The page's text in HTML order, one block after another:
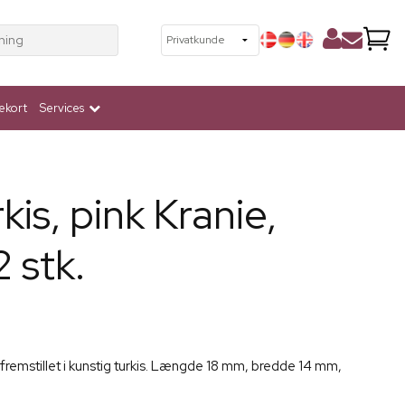
Services
pink Kranie,
stk.
i kunstig turkis. Længde 18 mm, bredde 14 mm,